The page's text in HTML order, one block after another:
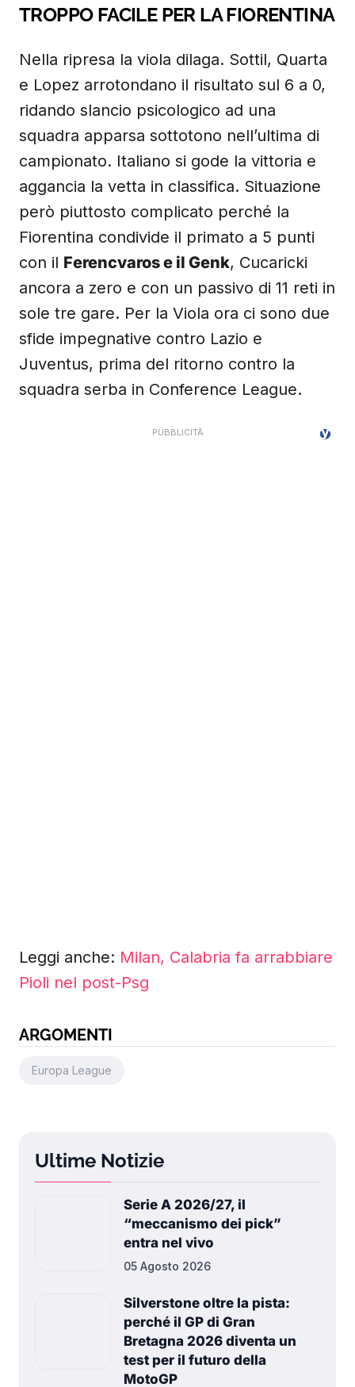
TROPPO FACILE PER LA FIORENTINA
Nella ripresa la viola dilaga. Sottil, Quarta
e Lopez arrotondano il risultato sul 6 a 0,
ridando slancio psicologico ad una
squadra apparsa sottotono nell’ultima di
campionato. Italiano si gode la vittoria e
aggancia la vetta in classifica. Situazione
però piuttosto complicato perché la
Fiorentina condivide il primato a 5 punti
con il Ferencvaros e il Genk, Cucaricki
ancora a zero e con un passivo di 11 reti in
sole tre gare. Per la Viola ora ci sono due
sfide impegnative contro Lazio e
Juventus, prima del ritorno contro la
squadra serba in Conference League.
Leggi anche: Milan, Calabria fa arrabbiare
Pioli nel post-Psg
ARGOMENTI
Europa League
Ultime Notizie
Serie A 2026/27, il
“meccanismo dei pick”
entra nel vivo
05 Agosto 2026
Silverstone oltre la pista:
perché il GP di Gran
Bretagna 2026 diventa un
test per il futuro della
MotoGP